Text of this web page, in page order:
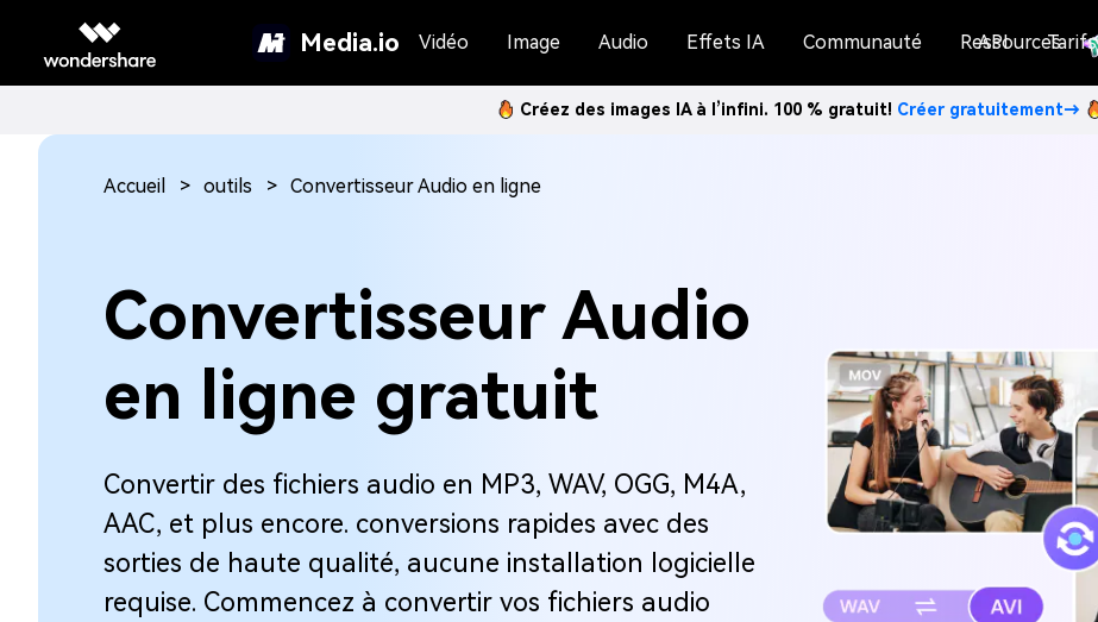
Media.io Vidéo Image Audio Effets IA Communauté Ressources
API Tarifs
Créez des images IA à l’infini. 100 % gratuit! Créer gratuitement→
Convertisseur Audio
en ligne gratuit
Convertir des fichiers audio en MP3, WAV, OGG, M4A,
AAC, et plus encore. conversions rapides avec des
sorties de haute qualité, aucune installation logicielle
requise. Commencez à convertir vos fichiers audio
Accueil outils Convertisseur Audio en ligne